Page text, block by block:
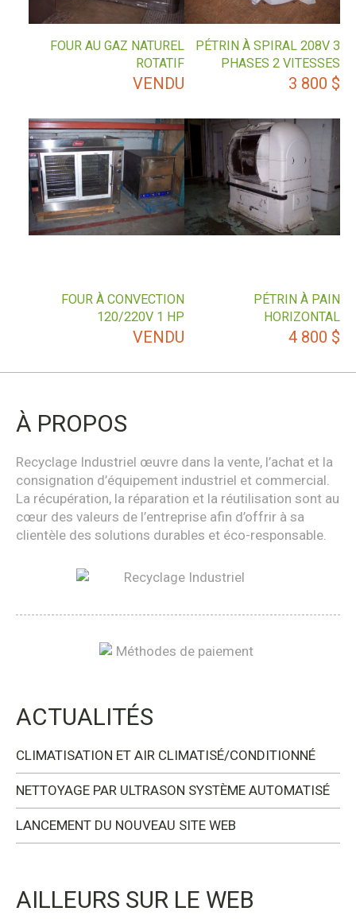
PÉTRIN À SPIRAL 208V 3
PHASES 2 VITESSES
3 800 $
FOUR AU GAZ NATUREL
ROTATIF
VENDU
PÉTRIN À PAIN
HORIZONTAL
4 800 $
FOUR À CONVECTION
120/220V 1 HP
VENDU
À PROPOS
Recyclage Industriel œuvre dans la vente, l’achat et la
consignation d’équipement industriel et commercial.
La récupération, la réparation et la réutilisation sont au
cœur des valeurs de l’entreprise afin d’offrir à sa
clientèle des solutions durables et éco-responsable.
ACTUALITÉS
CLIMATISATION ET AIR CLIMATISÉ/CONDITIONNÉ
NETTOYAGE PAR ULTRASON SYSTÈME AUTOMATISÉ
LANCEMENT DU NOUVEAU SITE WEB
AILLEURS SUR LE WEB